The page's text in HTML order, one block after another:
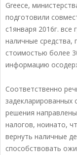
Greece,
подготовили
с1января 2016г.
наличные
стоимостью более
информацию
Соответственно
задекларированных
решения
налогов, ноинато,
вернуть наличные
способствовать